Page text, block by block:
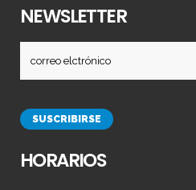
NEWSLETTER
HORARIOS